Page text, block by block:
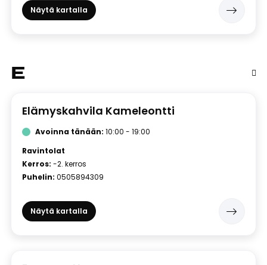
Näytä kartalla
E
Elämyskahvila Kameleontti
Avoinna tänään: 10:00 - 19:00
Ravintolat
Kerros: -2. kerros
Puhelin: 0505894309
Näytä kartalla